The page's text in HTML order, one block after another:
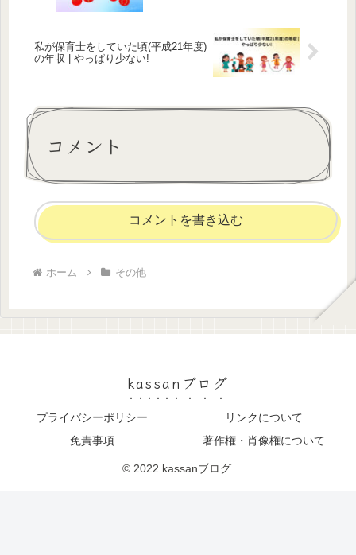
私が保育士をしていた頃(平成21年度)
の年収 | やっぱり少ない!
コメント
コメントを書き込む
ホーム その他
kassanブログ
プライバシーポリシー
リンクについて
免責事項
著作権・肖像権について
© 2022 kassanブログ.